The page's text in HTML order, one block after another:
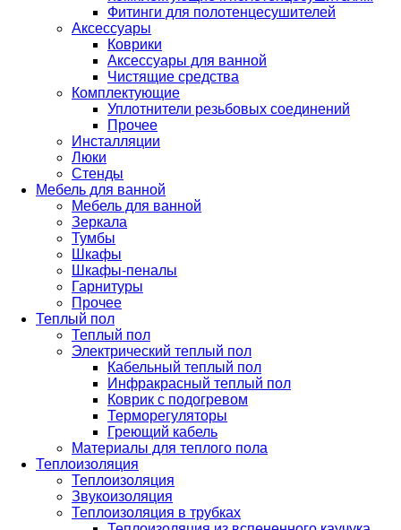
Фитинги для полотенцесушителей
Аксессуары
Коврики
Аксессуары для ванной
Чистящие средства
Комплектующие
Уплотнители резьбовых соединений
Прочее
Инсталляции
Люки
Стенды
Мебель для ванной
Мебель для ванной
Зеркала
Тумбы
Шкафы
Шкафы-пеналы
Гарнитуры
Прочее
Теплый пол
Теплый пол
Электрический теплый пол
Кабельный теплый пол
Инфракрасный теплый пол
Коврик с подогревом
Терморегуляторы
Греющий кабель
Материалы для теплого пола
Теплоизоляция
Теплоизоляция
Звукоизоляция
Теплоизоляция в трубках